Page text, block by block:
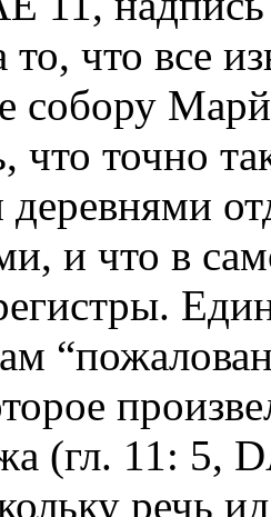
то, что все
собору
что точно
и что в
(гл. 11: 5,
речь